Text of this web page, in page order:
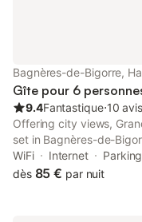
Bagnères-de-Bigorre,
Gîte pour 6
9.4Fantastique⋅10 avis
Offering city views,
set in Bagnères-de-
the Rosary and 25 km
WiFi Internet
Parking
dès 85 € par nuit